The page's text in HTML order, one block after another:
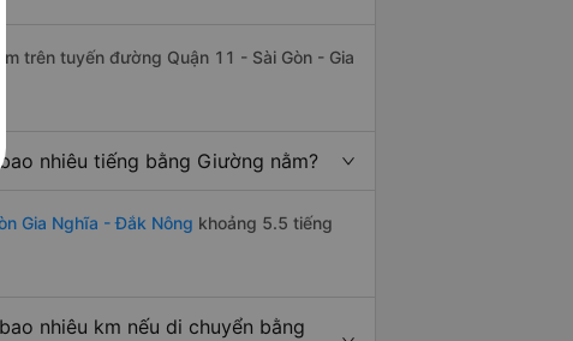
trên tuyến đường Quận 11 - Sài Gòn - Gia
nhiêu tiếng bằng Giường nằm?
Gia Nghĩa - Đắk Nông khoảng 5.5 tiếng
nhiêu km nếu di chuyển bằng